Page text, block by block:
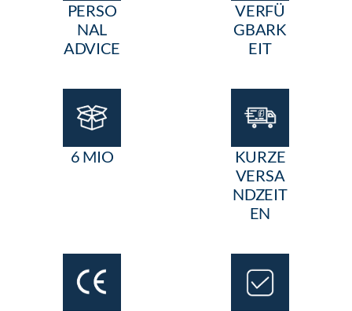
PERSO
NAL
ADVICE
VERFÜ
GBARK
EIT
6 MIO
KURZE
VERSA
NDZEIT
EN